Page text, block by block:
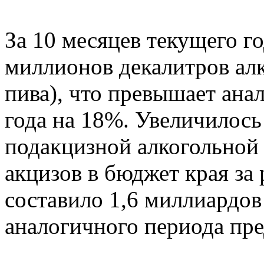
За 10 месяцев текущего
миллионов декалитров
пива), что превышает
года на 18%.
подакцизной
акцизов в бюджет края
составило 1,6
аналогичного периода